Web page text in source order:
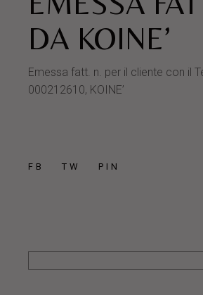
DA KOINE’
Emessa fatt. n. per il cliente con il
000212610, KOINE’
FB TW PIN